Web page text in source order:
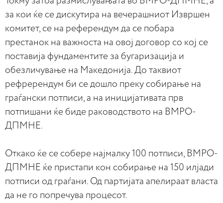
за кои ќе се дискутира на вечерашниот Извршен
комитет, се на референдум да се побара
престанок на важноста на овој договор со кој се
поставија фундаментите за бугаризација и
обезличување на Македонија. До таквиот
рефререндум би се дошло преку собирање на
граѓански потписи, а на иницијативата прв
потпишани ќе биде раководството на ВМРО-
ДПМНЕ.
Откако ќе се собере најмалку 100 потписи, ВМРО-
ДПМНЕ ќе пристапи кон собирање на 150 илјади
потписи од граѓани. Од партијата апелираат власта
да не го попречува процесот.